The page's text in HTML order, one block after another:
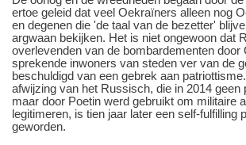
ertoe geleid dat veel Oekraïners alleen nog
en degenen die 'de taal van de bezetter'
argwaan bekijken. Het is niet ongewoon dat
overlevenden van de bombardementen door
sprekende inwoners van steden ver van de
beschuldigd van een gebrek aan
afwijzing van het Russisch, die in 2014 geen
maar door Poetin werd gebruikt om militaire
legitimeren, is tien jaar later een self-fulfilling
geworden.